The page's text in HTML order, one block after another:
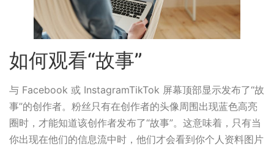
如何观看“故事”
与 Facebook 或 InstagramTikTok 屏幕顶部显示发布了“故
事”的创作者。粉丝只有在创作者的头像周围出现蓝色高亮
圈时，才能知道该创作者发布了“故事”。这意味着，只有当
你出现在他们的信息流中时，他们才会看到你个人资料图片